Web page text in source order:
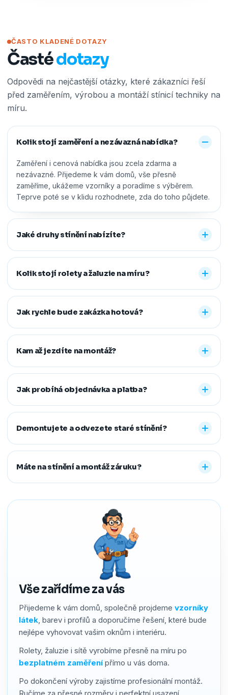
ČASTO KLADENÉ DOTAZY
Častédotazy
Odpovědi na nejčastější otázky, které zákazníci řeší
před zaměřením, výrobou a montáží stínicí techniky na
míru.
Vše zařídíme za vás
Přijedeme k vám domů, společně projdeme vzorníky
látek, barev i profilů a doporučíme řešení, které bude
nejlépe vyhovovat vašim oknům i interiéru.
Rolety, žaluzie i sítě vyrobíme přesně na míru po
bezplatném zaměření přímo u vás doma.
Po dokončení výroby zajistíme profesionální montáž.
Kolik stojí zaměření a nezávazná nabídka?
Zaměření i cenová nabídka jsou zcela zdarma a
nezávazné. Přijedeme k vám domů, vše přesně
zaměříme, ukážeme vzorníky a poradíme s výběrem.
Teprve poté se v klidu rozhodnete, zda do toho půjdete.
Jaké druhy stínění nabízíte?
Nabízíme vnitřní i venkovní stínění na míru: rolety den a
noc, plisé rolety, římské, látkové a termo rolety, vertikální,
dřevěné, bambusové i hliníkové žaluzie a sítě proti
hmyzu. Vyrobíme řešení pro běžná, střešní i atypická
Kolik stojí rolety a žaluzie na míru?
Konečná cena se odvíjí od zvoleného typu stínění a jeho
vodicích lišt, rozměru oken i vybrané látky či dekoru.
Přesnou cenovou nabídku vám připravíme zdarma.
Jak rychle bude zakázka hotová?
Standardní dodací lhůta je 7–14 pracovních dní od
zabere 1–2 hodiny, větší zakázky zvládneme během
jednoho dne. Pokud na termín spěcháte, vždy se snažíme
Kam až jezdíte na montáž?
Působíme především v Moravskoslezském,
Pardubickém a Zlínském kraji, na Vysočině a v Praze. V
rámci našeho regionu dopravu neúčtujeme, vzdálenější
Jak probíhá objednávka a platba?
Stačí nám zavolat, napsat nebo vyplnit nezávazný
formulář. Po výběru řešení skládáte zálohu na materiál a
doplatek hradíte až po dokončené montáži, když je vše
hotové a vy spokojení. Preferujeme platbu převodem,
Demontujete a odvezete staré stínění?
Ano. Staré žaluzie nebo rolety za vás profesionálně
předem říct a o všechno se postaráme, abyste neměli
žádné starosti navíc.
Máte na stínění a montáž záruku?
podle typu stínění. Používáme kvalitní materiály a precizní
zpracování, a pokud by přesto bylo potřeba cokoliv řešit,
náš servis vyřídíme rychle a férově.